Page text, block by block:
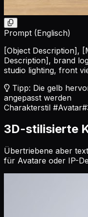
Prompt (Englisch)
[Object Description],
Description], brand
studio lighting, front
Tipp: Die gelb
angepasst werden
Charakterstil #Avatar
3D-stilisierte
Übertriebene aber
für Avatare oder IP-